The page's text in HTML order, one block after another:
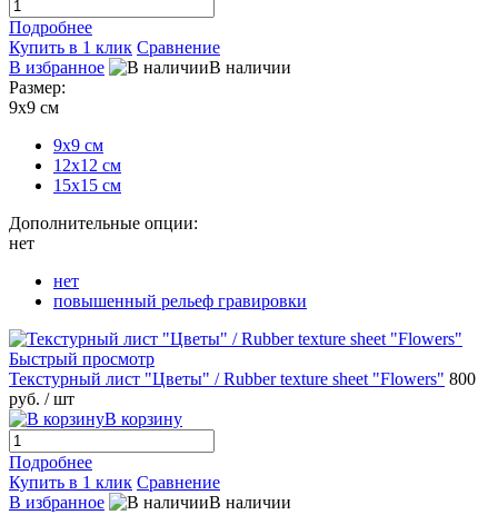
Подробнее
Купить в 1 клик Сравнение
В избранное
В наличии
Размер:
9х9 см
9х9 см
12х12 см
15х15 см
Дополнительные опции:
нет
нет
повышенный рельеф гравировки
Быстрый просмотр
Текстурный лист "Цветы" / Rubber texture sheet "Flowers" 800
руб. / шт
В корзину
Подробнее
Купить в 1 клик Сравнение
В избранное
В наличии